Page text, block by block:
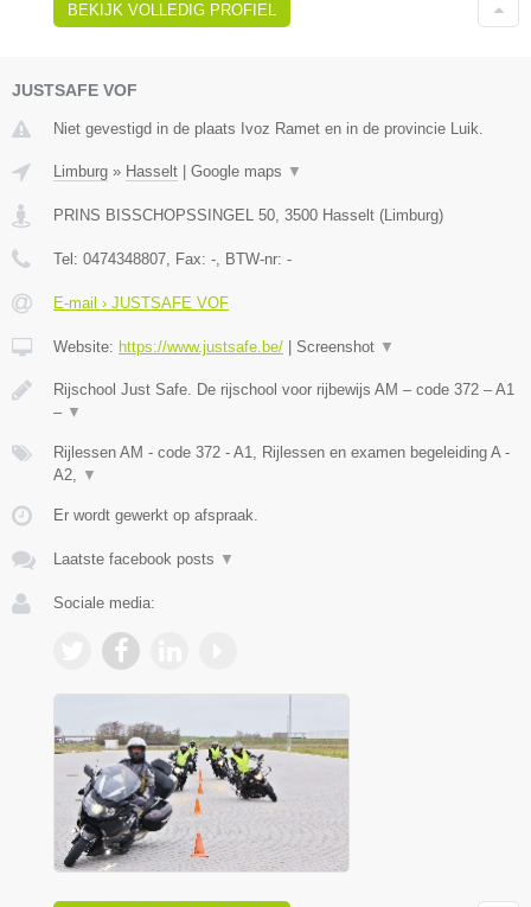
BEKIJK VOLLEDIG PROFIEL
JUSTSAFE VOF
Niet gevestigd in de plaats Ivoz Ramet en in de provincie Luik.
Limburg » Hasselt Google maps ▼
PRINS BISSCHOPSSINGEL 50, 3500 Hasselt (Limburg)
Tel: 0474348807, Fax: -, BTW-nr: -
E-mail › JUSTSAFE VOF
Website: https://www.justsafe.be/ Screenshot ▼
Rijschool Just Safe. De rijschool voor rijbewijs AM – code 372 – A1
– ▼
Rijlessen AM - code 372 - A1, Rijlessen en examen begeleiding A -
A2, ▼
Er wordt gewerkt op afspraak.
Laatste facebook posts ▼
Sociale media: